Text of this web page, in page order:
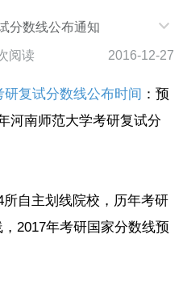
分数线公布通知
阅读 2016-12-27
复试分数线公布时间 ：预
河南师范大学考研复试分
自主划线院校，历年考研
2017年考研国家分数线预